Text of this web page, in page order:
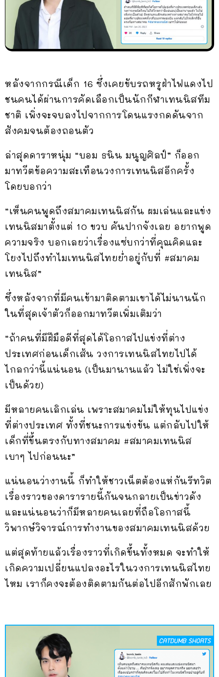
หลังจากกรณีเด็ก 16 ซึ่งเคยขับรถหรูฝ่าไฟแดงไป
ชนคนได้ผ่านการคัดเลือกเป็นนักกีฬาเทนนิสทีม
ชาติ เพิ่งจะจบลงไปจากการโดนแรงกดดันจาก
สังคมจนต้องถอนตัว
ล่าสุดดาราหนุ่ม “บอม ธนิน มนูญศิลป์” ก็ออก
มาทวีตข้อความสะเทือนวงการเทนนิสอีกครั้ง
โดยบอกว่า
“เห็นคนพูดถึงสมาคมเทนนิสกัน ผมเล่นและแข่ง
เทนนิสมาตั้งแต่ 10 ขวบ คันปากจังเลย อยากพูด
ความจริง บอกเลยว่าเรื่องแซ่บกว่าที่คุณคิดและ
โยงไปถึงทำไมเทนนิสไทยย่ำอยู่กับที่ #สมาคม
เทนนิส”
ซึ่งหลังจากที่มีคนเข้ามาติดตามเขาได้ไม่นานนัก
ในที่สุดเจ้าตัวก็ออกมาทวีตเพิ่มเติมว่า
“ถ้าคนที่มีฝีมือดีที่สุดได้โอกาสไปแข่งที่ต่าง
ประเทศก่อนเด็กเส้น วงการเทนนิสไทยไปได้
ไกลกว่านี้แน่นอน (เป็นมานานแล้ว ไม่ใช่เพิ่งจะ
เป็นด้วย)
มีหลายคนเลิกเล่น เพราะสมาคมไม่ให้ทุนไปแข่ง
ที่ต่างประเทศ ทั้งที่ชนะการแข่งขัน แต่กลับไปให้
เด็กที่ขึ้นตรงกับทางสมาคม #สมาคมเทนนิส
เบาๆ ไปก่อนนะ”
แน่นอนว่างานนี้ ก็ทำให้ชาวเน็ตต้องแห่กันรีทวิต
เรื่องราวของดารารายนี้กันจนกลายเป็นข่าวดัง
และแน่นอนว่าก็มีหลายคนเลยที่ถือโอกาสนี้
วิพากษ์วิจารณ์การทำงานของสมาคมเทนนิสด้วย
แต่สุดท้ายแล้วเรื่องราวที่เกิดขึ้นทั้งหมด จะทำให้
เกิดความเปลี่ยนแปลงอะไรในวงการเทนนิสไทย
ไหม เราก็คงจะต้องติดตามกันต่อไปอีกสักพักเลย